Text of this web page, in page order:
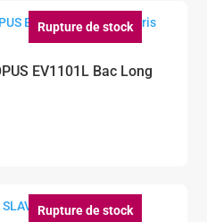
Rupture de stock
EV1101L Bac Long
Rupture de stock